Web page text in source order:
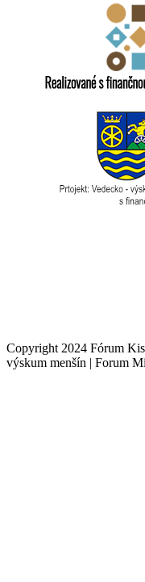
Copyright 2024 Fórum
výskum menšín | Forum